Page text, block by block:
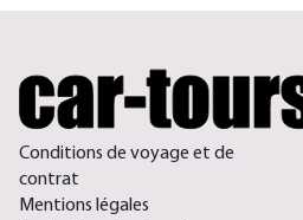
Conditions de voyage et de
contrat
Mentions légales